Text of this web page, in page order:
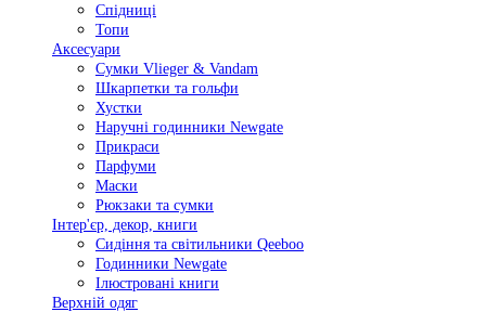
Спідниці
Топи
Аксесуари
Сумки Vlieger & Vandam
Шкарпетки та гольфи
Хустки
Наручні годинники Newgate
Прикраси
Парфуми
Маски
Рюкзаки та сумки
Інтер'єр, декор, книги
Сидіння та світильники Qeeboo
Годинники Newgate
Ілюстровані книги
Верхній одяг